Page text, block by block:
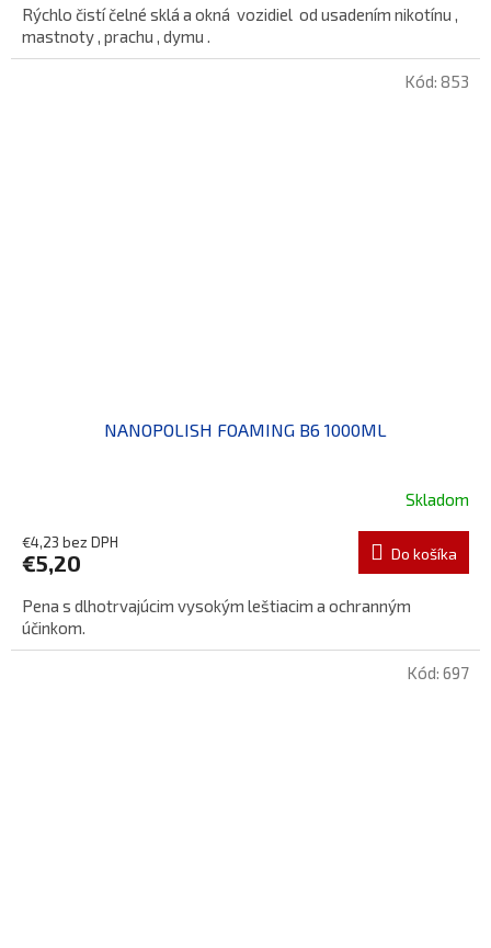
Rýchlo čistí čelné sklá a okná vozidiel od usadením nikotínu ,
mastnoty , prachu , dymu .
NANOPOLISH FOAMING B6 1000ML
Skladom
€4,23 bez DPH
€5,20 Do košíka
Pena s dlhotrvajúcim vysokým leštiacim a ochranným
účinkom.
Kód: 853
Kód: 697